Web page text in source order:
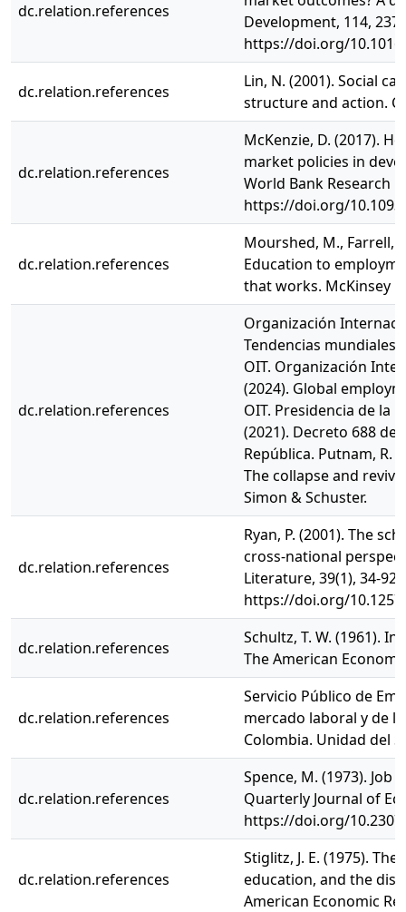
dc.relation.references
Development, 114,
https://doi.org/
dc.relation.references
Lin, N. (2001). Social
structure and action.
dc.relation.references
McKenzie, D. (2017).
market policies in
World Bank Research
https://doi.org/
dc.relation.references
Mourshed, M., Farrell,
Education to
that works. McKinsey
dc.relation.references
Organización
Tendencias mundiales
OIT. Organización
(2024). Global
OIT. Presidencia de la
(2021). Decreto 688 de
República. Putnam, R.
The collapse and
Simon & Schuster.
dc.relation.references
Ryan, P. (2001). The
cross-national
Literature, 39(1), 34-92.
https://doi.org/
dc.relation.references
Schultz, T. W. (1961).
The American
dc.relation.references
Servicio Público de
mercado laboral y de
Colombia. Unidad del
dc.relation.references
Spence, M. (1973). Job
Quarterly Journal of
https://doi.org/
dc.relation.references
Stiglitz, J. E. (1975).
education, and the
American Economic